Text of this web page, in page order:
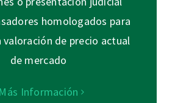
homologados para
valoración de precio actual
de mercado
Más Información